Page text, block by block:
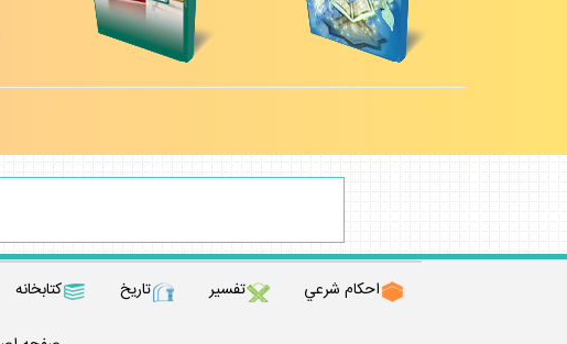
احكام شرعي تفسير تاريخ كتابخانه